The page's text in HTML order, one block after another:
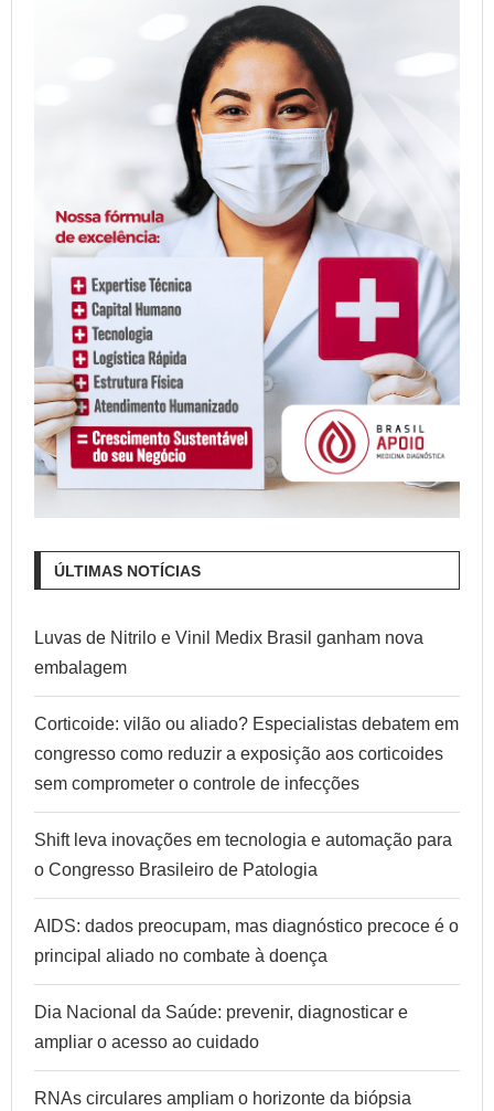
ÚLTIMAS NOTÍCIAS
Luvas de Nitrilo e Vinil Medix Brasil ganham nova
embalagem
Corticoide: vilão ou aliado? Especialistas debatem em
congresso como reduzir a exposição aos corticoides
sem comprometer o controle de infecções
Shift leva inovações em tecnologia e automação para
o Congresso Brasileiro de Patologia
AIDS: dados preocupam, mas diagnóstico precoce é o
principal aliado no combate à doença
Dia Nacional da Saúde: prevenir, diagnosticar e
ampliar o acesso ao cuidado
RNAs circulares ampliam o horizonte da biópsia